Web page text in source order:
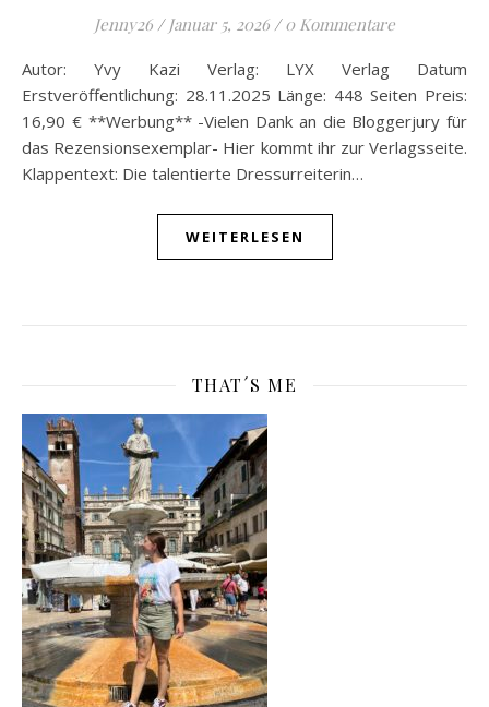
Jenny26 / Januar 5, 2026 / 0 Kommentare
Autor: Yvy Kazi Verlag: LYX Verlag Datum
Erstveröffentlichung: 28.11.2025 Länge: 448 Seiten Preis:
16,90 € **Werbung** -Vielen Dank an die Bloggerjury für
das Rezensionsexemplar- Hier kommt ihr zur Verlagsseite.
Klappentext: Die talentierte Dressurreiterin…
WEITERLESEN
THAT´S ME